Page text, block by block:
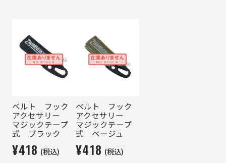
ベルト フック
アクセサリー
マジックテープ
式 ブラック
¥418 (税込)
ベルト フック
アクセサリー
マジックテープ
式 ベージュ
¥418 (税込)